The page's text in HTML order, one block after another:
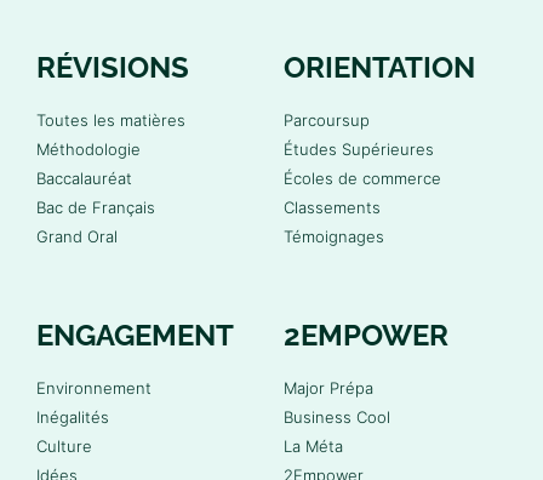
RÉVISIONS
Toutes les matières
Méthodologie
Baccalauréat
Bac de Français
Grand Oral
ORIENTATION
Parcoursup
Études Supérieures
Écoles de commerce
Classements
Témoignages
ENGAGEMENT
Environnement
Inégalités
Culture
Idées
2EMPOWER
Major Prépa
Business Cool
La Méta
2Empower